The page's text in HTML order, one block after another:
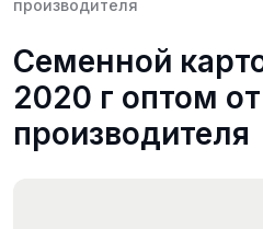
производителя
Семенной
2020 г оптом от
производителя